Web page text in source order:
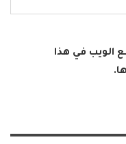
الويب في هذا